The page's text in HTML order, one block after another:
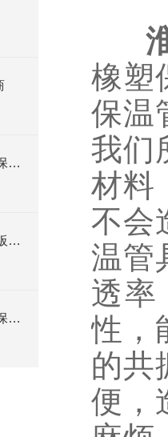
优质橡塑保温板厂家,橡塑海绵保温材料供货商
阻燃海绵橡塑保温板厂家,橡塑板厂家销售点
橡塑保温板厂家,阻燃海绵橡塑保温板厂家出售
橡塑
保温
我们
材料
不会
温管
透率
性，
的共
便，